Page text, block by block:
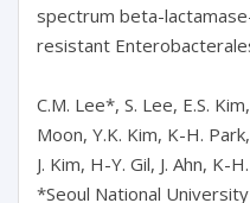
spectrum beta-
resistant
C.M. Lee*, S. Lee, E.S.
Moon, Y.K. Kim, K-H.
J. Kim, H-Y. Gil, J. Ahn, K-
*Seoul National